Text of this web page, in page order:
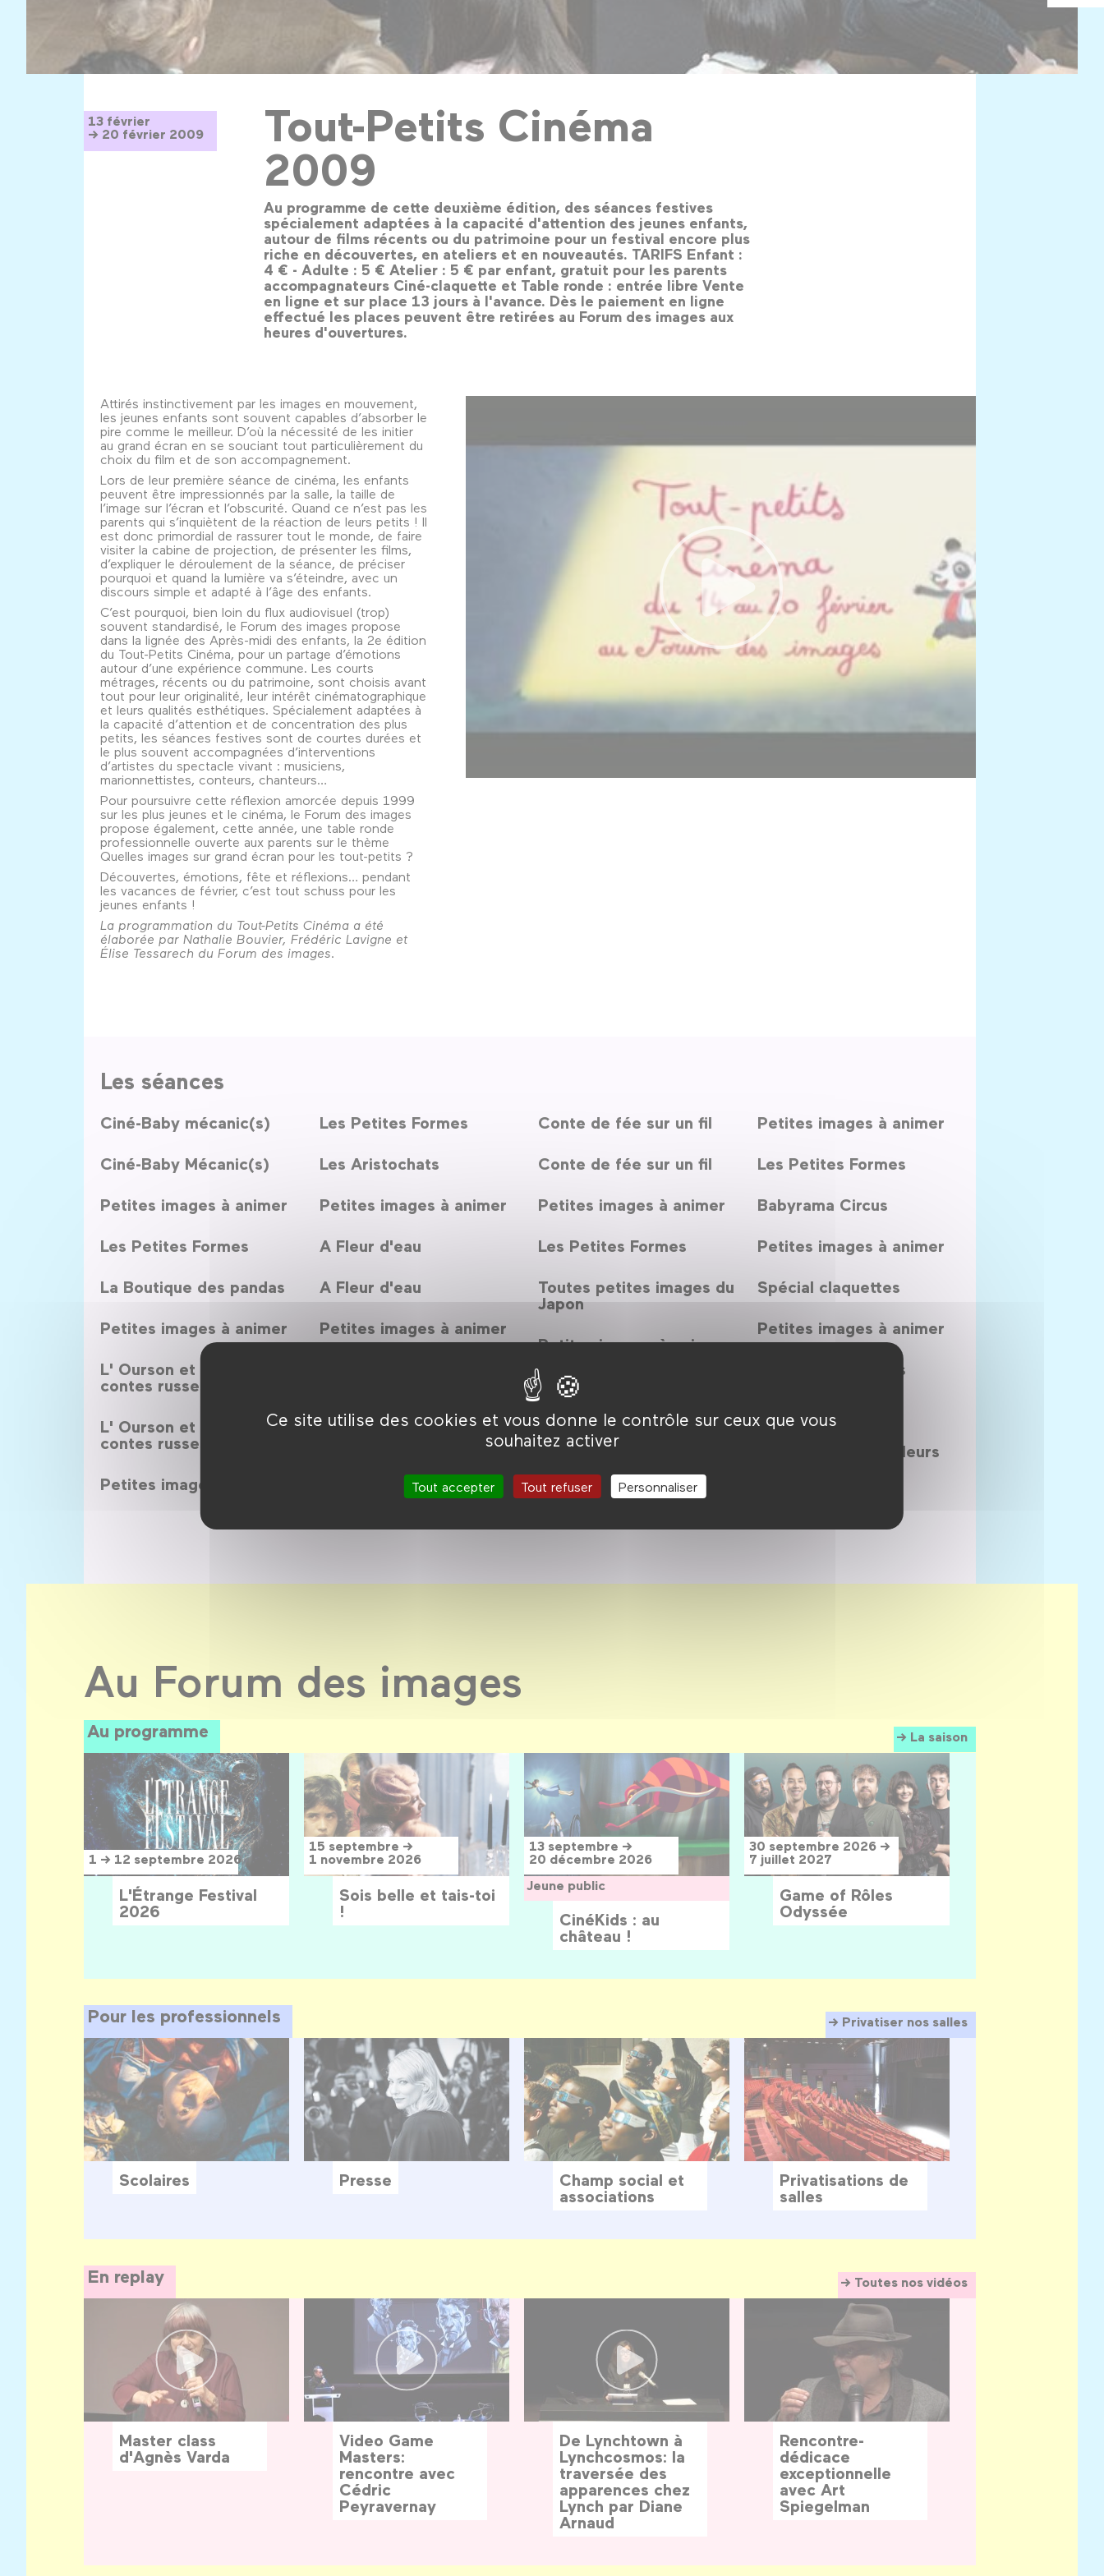
Ce site utilise des cookies et vous donne le contrôle sur ceux que vous
souhaitez activer
Tout accepter Tout refuser Personnaliser
13 février
→ 20 février 2009
Tout-Petits Cinéma
2009
Au programme de cette deuxième édition, des séances festives
spécialement adaptées à la capacité d'attention des jeunes enfants,
autour de films récents ou du patrimoine pour un festival encore plus
riche en découvertes, en ateliers et en nouveautés. TARIFS Enfant :
4 € - Adulte : 5 € Atelier : 5 € par enfant, gratuit pour les parents
accompagnateurs Ciné-claquette et Table ronde : entrée libre Vente
en ligne et sur place 13 jours à l'avance. Dès le paiement en ligne
effectué les places peuvent être retirées au Forum des images aux
heures d'ouvertures.
Attirés instinctivement par les images en mouvement,
les jeunes enfants sont souvent capables d’absorber le
pire comme le meilleur. D’où la nécessité de les initier
au grand écran en se souciant tout particulièrement du
choix du film et de son accompagnement.
Lors de leur première séance de cinéma, les enfants
peuvent être impressionnés par la salle, la taille de
l’image sur l’écran et l’obscurité. Quand ce n’est pas les
parents qui s’inquiètent de la réaction de leurs petits ! Il
est donc primordial de rassurer tout le monde, de faire
visiter la cabine de projection, de présenter les films,
d’expliquer le déroulement de la séance, de préciser
pourquoi et quand la lumière va s’éteindre, avec un
discours simple et adapté à l’âge des enfants.
C’est pourquoi, bien loin du flux audiovisuel (trop)
souvent standardisé, le Forum des images propose
dans la lignée des Après-midi des enfants, la 2e édition
du Tout-Petits Cinéma, pour un partage d’émotions
autour d’une expérience commune. Les courts
métrages, récents ou du patrimoine, sont choisis avant
tout pour leur originalité, leur intérêt cinématographique
et leurs qualités esthétiques. Spécialement adaptées à
la capacité d’attention et de concentration des plus
petits, les séances festives sont de courtes durées et
le plus souvent accompagnées d’interventions
d’artistes du spectacle vivant : musiciens,
marionnettistes, conteurs, chanteurs…
Pour poursuivre cette réflexion amorcée depuis 1999
sur les plus jeunes et le cinéma, le Forum des images
propose également, cette année, une table ronde
professionnelle ouverte aux parents sur le thème
Quelles images sur grand écran pour les tout-petits ?
Découvertes, émotions, fête et réflexions… pendant
les vacances de février, c’est tout schuss pour les
jeunes enfants !
La programmation du Tout-Petits Cinéma a été
élaborée par Nathalie Bouvier, Frédéric Lavigne et
Élise Tessarech du Forum des images.
Les séances
Ciné-Baby mécanic(s)
Ciné-Baby Mécanic(s)
Petites images à animer
Les Petites Formes
La Boutique des pandas
Petites images à animer
L' Ourson et autres
contes russes
L' Ourson et autres
contes russes
Petites images à animer
Les Petites Formes
Les Aristochats
Petites images à animer
A Fleur d'eau
A Fleur d'eau
Petites images à animer
Un petit monde à
modeler
Conte de fée sur un fil
Conte de fée sur un fil
Petites images à animer
Les Petites Formes
Toutes petites images du
Japon
Petites images à animer
Babyrama Circus
TABLE RONDE Quelles
images sur grand écran
Petites images à animer
Les Petites Formes
Babyrama Circus
Petites images à animer
Spécial claquettes
Petites images à animer
Les Petites Formes
La Palette des couleurs
Au Forum des images
Au programme La saison
1 → 12 septembre 2026
L'Étrange Festival
2026
15 septembre →
1 novembre 2026
Sois belle et tais-toi
!
13 septembre →
20 décembre 2026
Jeune public
CinéKids : au
château !
30 septembre 2026 →
7 juillet 2027
Game of Rôles
Odyssée
Pour les professionnels Privatiser nos salles
Scolaires Presse
Champ social et
associations
Privatisations de
salles
En replay Toutes nos vidéos
Master class
d'Agnès Varda
Video Game
Masters:
rencontre avec
Cédric
Peyravernay
De Lynchtown à
Lynchcosmos: la
traversée des
apparences chez
Lynch par Diane
Arnaud
Rencontre-
dédicace
exceptionnelle
avec Art
Spiegelman